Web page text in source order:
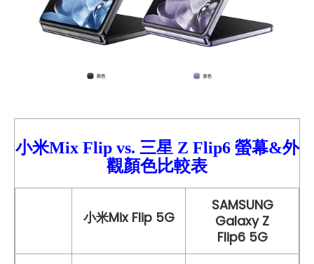
小米Mix Flip vs. 三星 Z Flip6 螢幕&外
觀顏色比較表
小米Mix Flip5G
SAMSUNG
Galaxy Z
Flip6 5G